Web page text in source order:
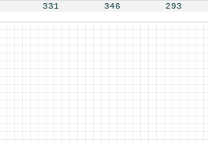
331 346 293